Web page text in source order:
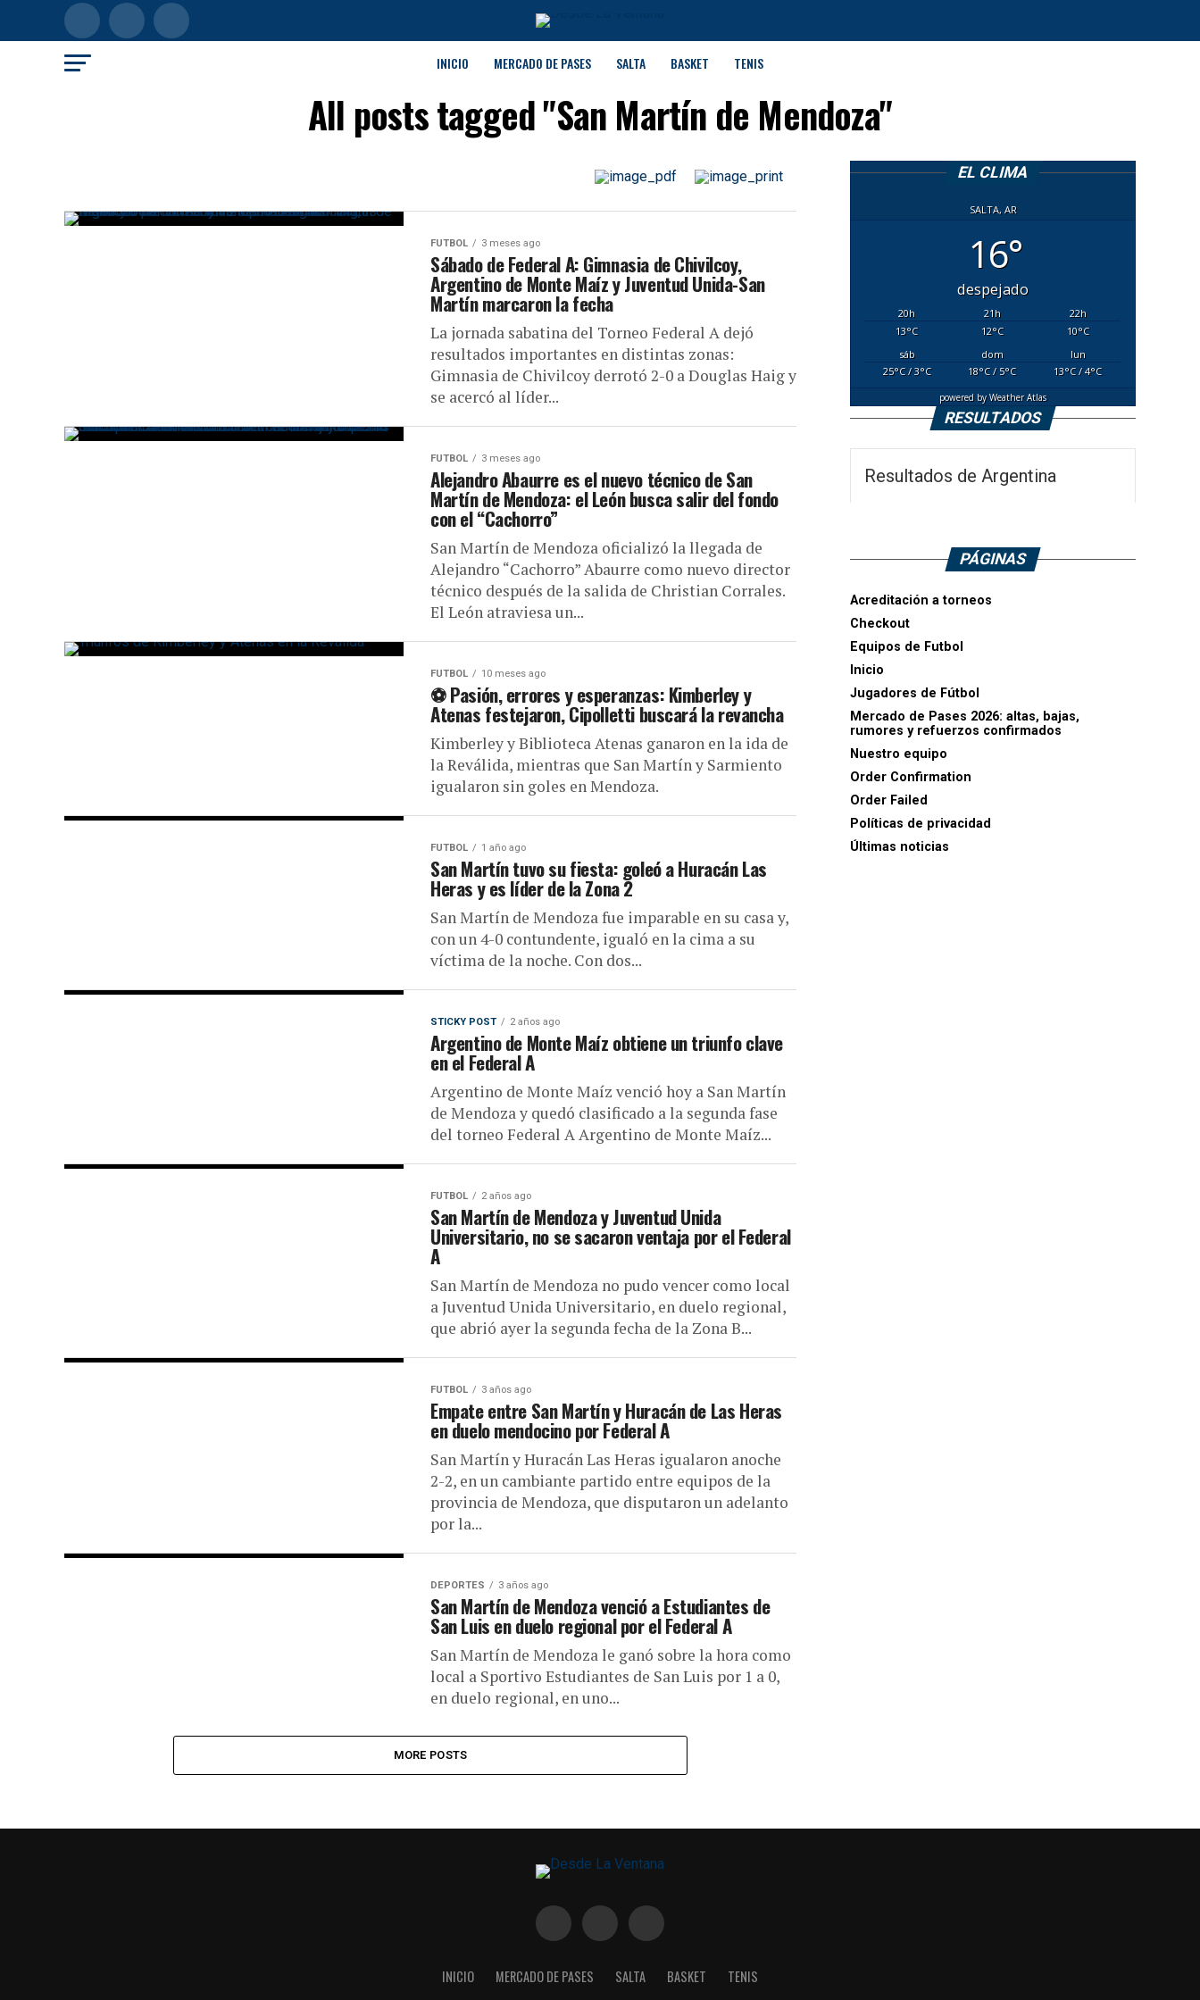
INICIO MERCADO DE PASES SALTA BASKET TENIS
All posts tagged "San Martín de Mendoza"
FUTBOL 3 meses ago
Sábado de Federal A: Gimnasia de Chivilcoy,
Argentino de Monte Maíz y Juventud Unida-San
Martín marcaron la fecha
La jornada sabatina del Torneo Federal A dejó
resultados importantes en distintas zonas:
Gimnasia de Chivilcoy derrotó 2-0 a Douglas Haig y
se acercó al líder...
FUTBOL 3 meses ago
Alejandro Abaurre es el nuevo técnico de San
Martín de Mendoza: el León busca salir del fondo
con el “Cachorro”
San Martín de Mendoza oficializó la llegada de
Alejandro “Cachorro” Abaurre como nuevo director
técnico después de la salida de Christian Corrales.
El León atraviesa un...
FUTBOL 10 meses ago
⚽ Pasión, errores y esperanzas: Kimberley y
Atenas festejaron, Cipolletti buscará la revancha
Kimberley y Biblioteca Atenas ganaron en la ida de
la Reválida, mientras que San Martín y Sarmiento
igualaron sin goles en Mendoza.
FUTBOL 1 año ago
San Martín tuvo su fiesta: goleó a Huracán Las
Heras y es líder de la Zona 2
San Martín de Mendoza fue imparable en su casa y,
con un 4-0 contundente, igualó en la cima a su
víctima de la noche. Con dos...
STICKY POST 2 años ago
Argentino de Monte Maíz obtiene un triunfo clave
en el Federal A
Argentino de Monte Maíz venció hoy a San Martín
de Mendoza y quedó clasificado a la segunda fase
del torneo Federal A Argentino de Monte Maíz...
FUTBOL 2 años ago
San Martín de Mendoza y Juventud Unida
Universitario, no se sacaron ventaja por el Federal
A
San Martín de Mendoza no pudo vencer como local
a Juventud Unida Universitario, en duelo regional,
que abrió ayer la segunda fecha de la Zona B...
FUTBOL 3 años ago
Empate entre San Martín y Huracán de Las Heras
en duelo mendocino por Federal A
San Martín y Huracán Las Heras igualaron anoche
2-2, en un cambiante partido entre equipos de la
provincia de Mendoza, que disputaron un adelanto
por la...
DEPORTES 3 años ago
San Martín de Mendoza venció a Estudiantes de
San Luis en duelo regional por el Federal A
San Martín de Mendoza le ganó sobre la hora como
local a Sportivo Estudiantes de San Luis por 1 a 0,
en duelo regional, en uno...
MORE POSTS
EL CLIMA
SALTA, AR
16°
despejado
20h 21h 22h
13°C 12°C 10°C
sáb
dom
lun
25°C/ 3°C 18°C/ 5°C 13°C/ 4°C
powered byWeather Atlas
RESULTADOS
Resultados de Argentina
PÁGINAS
Acreditación a torneos
Checkout
Equipos de Futbol
Inicio
Jugadores de Fútbol
Mercado de Pases 2026: altas, bajas,
rumores y refuerzos confirmados
Nuestro equipo
Order Confirmation
Order Failed
Políticas de privacidad
Últimas noticias
INICIO MERCADO DE PASES SALTA BASKET TENIS